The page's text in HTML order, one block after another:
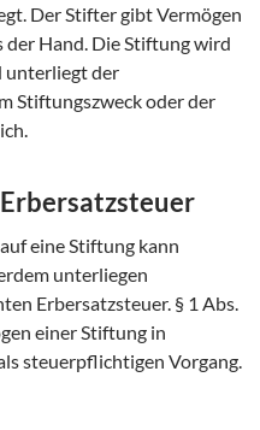
Der Stifter gibt Vermögen
Hand. Die Stiftung wird
unterliegt der
Stiftungszweck oder der
eine Stiftung kann
unterliegen
Erbersatzsteuer. § 1 Abs.
einer Stiftung in
steuerpflichtigen Vorgang.